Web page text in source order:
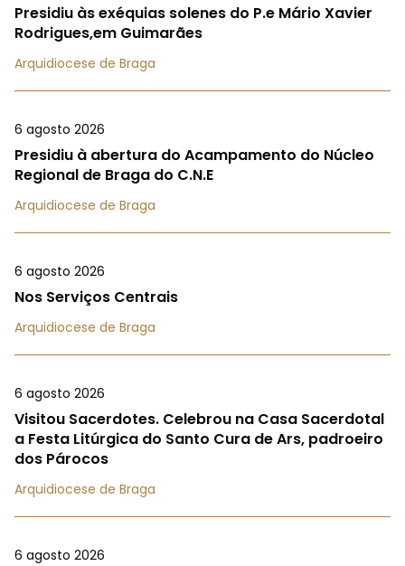
Presidiu às exéquias solenes do P.e Mário Xavier
Rodrigues,em Guimarães
Arquidiocese de Braga
6 agosto 2026
Presidiu à abertura do Acampamento do Núcleo
Regional de Braga do C.N.E
Arquidiocese de Braga
6 agosto 2026
Nos Serviços Centrais
Arquidiocese de Braga
6 agosto 2026
Visitou Sacerdotes. Celebrou na Casa Sacerdotal
a Festa Litúrgica do Santo Cura de Ars, padroeiro
dos Párocos
Arquidiocese de Braga
6 agosto 2026